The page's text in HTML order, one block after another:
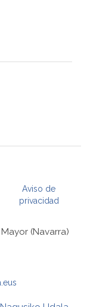
Aviso de
privacidad
Mayor (Navarra)